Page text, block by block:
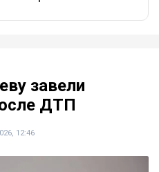
завели
ДТП
12:46